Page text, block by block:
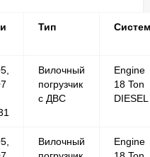
Тип
Вилочный
погрузчик
с ДВС
Engine
18 Ton
DIESEL
Вилочный
Engine